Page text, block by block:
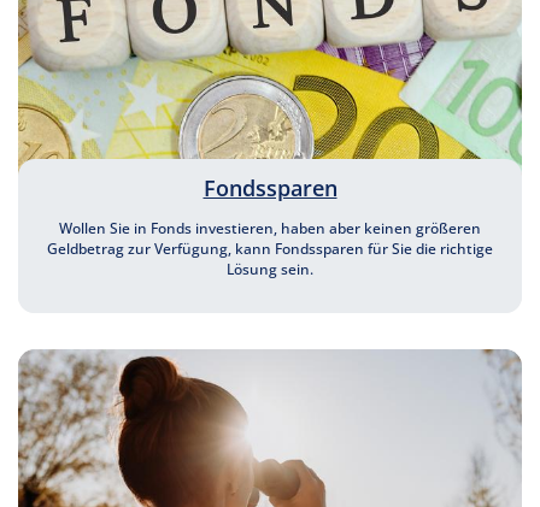
Fondssparen
Wollen Sie in Fonds investieren, haben aber keinen größeren
Geldbetrag zur Verfügung, kann Fondssparen für Sie die richtige
Lösung sein.